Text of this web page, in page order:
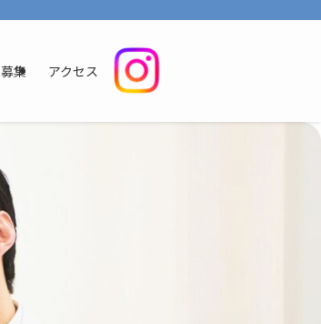
るく清潔感のある環境を整えております。地域の皆様に信
集 アクセス